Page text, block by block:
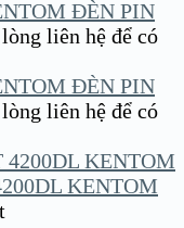
ĐÈN PIN
liên hệ để có
ĐÈN PIN
liên hệ để có
KENTOM